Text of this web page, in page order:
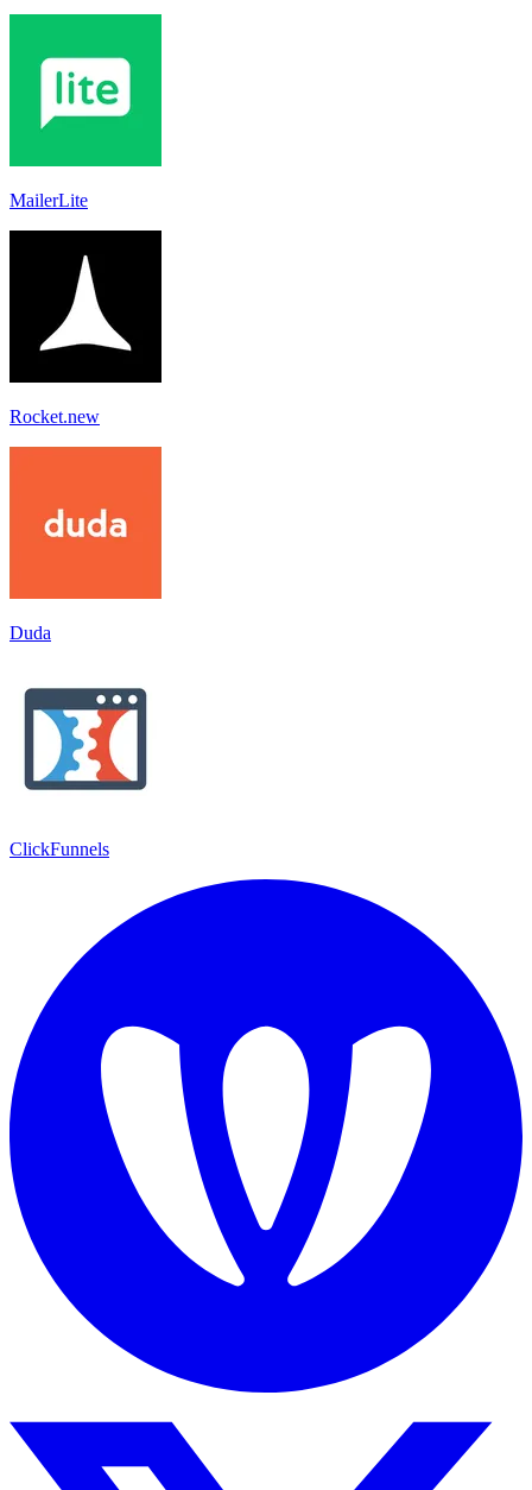
MailerLite
Rocket.new
Duda
ClickFunnels